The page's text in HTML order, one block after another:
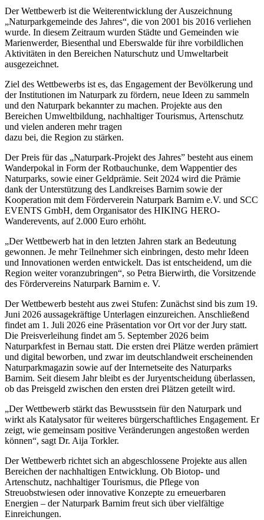
Der Wettbewerb ist die Weiterentwicklung der Auszeichnung
„Naturparkgemeinde des Jahres“, die von 2001 bis 2016 verliehen
wurde. In diesem Zeitraum wurden Städte und Gemeinden wie
Marienwerder, Biesenthal und Eberswalde für ihre vorbildlichen
Aktivitäten in den Bereichen Naturschutz und Umweltarbeit
ausgezeichnet.
Ziel des Wettbewerbs ist es, das Engagement der Bevölkerung und
der Institutionen im Naturpark zu fördern, neue Ideen zu sammeln
und den Naturpark bekannter zu machen. Projekte aus den
Bereichen Umweltbildung, nachhaltiger Tourismus, Artenschutz
und vielen anderen mehr tragen
dazu bei, die Region zu stärken.
Der Preis für das „Naturpark-Projekt des Jahres” besteht aus einem
Wanderpokal in Form der Rotbauchunke, dem Wappentier des
Naturparks, sowie einer Geldprämie. Seit 2024 wird die Prämie
dank der Unterstützung des Landkreises Barnim sowie der
Kooperation mit dem Förderverein Naturpark Barnim e.V. und SCC
EVENTS GmbH, dem Organisator des HIKING HERO-
Wanderevents, auf 2.000 Euro erhöht.
„Der Wettbewerb hat in den letzten Jahren stark an Bedeutung
gewonnen. Je mehr Teilnehmer sich einbringen, desto mehr Ideen
und Innovationen werden entwickelt. Das ist entscheidend, um die
Region weiter voranzubringen“, so Petra Bierwirth, die Vorsitzende
des Fördervereins Naturpark Barnim e. V.
Der Wettbewerb besteht aus zwei Stufen: Zunächst sind bis zum 19.
Juni 2026 aussagekräftige Unterlagen einzureichen. Anschließend
findet am 1. Juli 2026 eine Präsentation vor Ort vor der Jury statt.
Die Preisverleihung findet am 5. September 2026 beim
Naturparkfest in Bernau statt. Die ersten drei Plätze werden prämiert
und digital beworben, und zwar im deutschlandweit erscheinenden
Naturparkmagazin sowie auf der Internetseite des Naturparks
Barnim. Seit diesem Jahr bleibt es der Juryentscheidung überlassen,
ob das Preisgeld zwischen den ersten drei Plätzen geteilt wird.
„Der Wettbewerb stärkt das Bewusstsein für den Naturpark und
wirkt als Katalysator für weiteres bürgerschaftliches Engagement. Er
zeigt, wie gemeinsam positive Veränderungen angestoßen werden
können“, sagt Dr. Aija Torkler.
Der Wettbewerb richtet sich an abgeschlossene Projekte aus allen
Bereichen der nachhaltigen Entwicklung. Ob Biotop- und
Artenschutz, nachhaltiger Tourismus, die Pflege von
Streuobstwiesen oder innovative Konzepte zu erneuerbaren
Energien – der Naturpark Barnim freut sich über vielfältige
Einreichungen.